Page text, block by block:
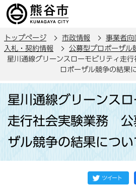
の
ー
先
トップページ 市政情報
事業者向
入札・契約情報
公募型プロポーザル
星川通線グリーンスローモビリティ走
ロポーザル競争の結果
星川通線グリーンスロ
走行社会実験業務 公
ザル競争の結果につい